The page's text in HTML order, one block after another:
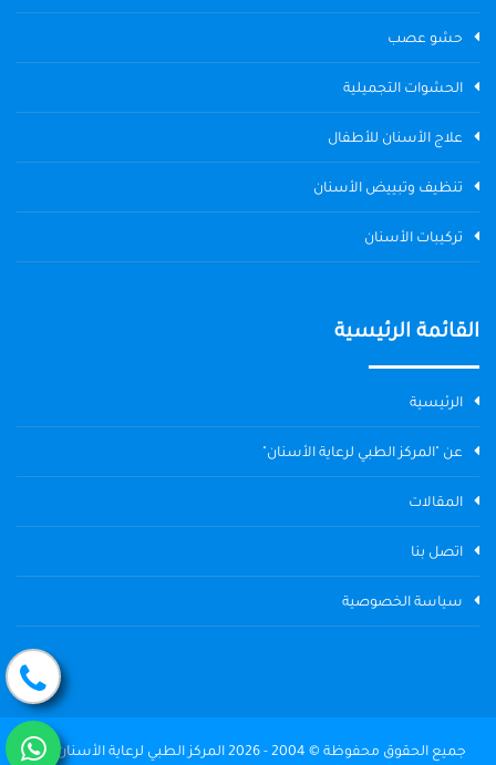
حشو عصب
الحشوات التجميلية
علاج الأسنان للأطفال
تنظيف وتبييض الأسنان
تركيبات الأسنان
القائمة الرئيسية
الرئيسية
عن "المركز الطبي لرعاية الأسنان"
المقالات
اتصل بنا
سياسة الخصوصية
جميع الحقوق محفوظة © 2004 - 2026 المركز الطبي لرعاية الأسنان The